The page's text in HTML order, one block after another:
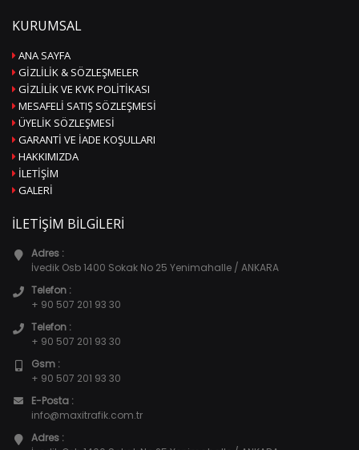
KURUMSAL
ANA SAYFA
GIZLILIK & SÖZLEŞMELER
GIZLILIK VE KVK POLITIKASI
MESAFELI SATIŞ SÖZLEŞMESI
ÜYELIK SÖZLEŞMESI
GARANTI VE İADE KOŞULLARI
HAKKIMIZDA
İLETIŞIM
GALERI
İLETIŞIM BILGILERI
Adres :
İvedik Osb 1400 Sokak No 25 Yenimahalle / ANKARA
Telefon :
+ 90 507 201 93 30
Telefon :
+ 90 507 201 93 30
Gsm :
+ 90 507 201 93 30
E-Posta :
info@maxitrafik.com.tr
Adres :